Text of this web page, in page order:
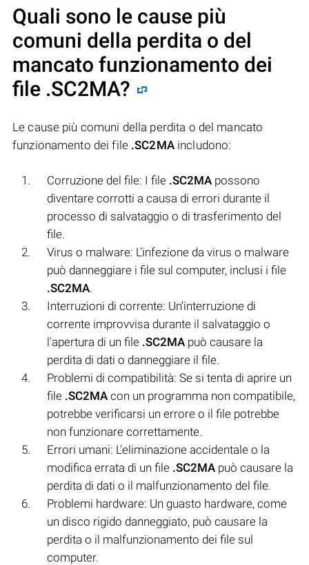
Quali sono le cause più
comuni della perdita o del
mancato funzionamento dei
file .SC2MA?
Le cause più comuni della perdita o del mancato
funzionamento dei file .SC2MAincludono:
Corruzione del file: I file .SC2MA possono
diventare corrotti a causa di errori durante il
processo di salvataggio o di trasferimento del
file.
Virus o malware: L'infezione da virus o malware
può danneggiare i file sul computer, inclusi i file
.SC2MA.
Interruzioni di corrente: Un'interruzione di
corrente improvvisa durante il salvataggio o
l'apertura di un file .SC2MA può causare la
perdita di dati o danneggiare il file.
Problemi di compatibilità: Se si tenta di aprire un
file .SC2MA con un programma non compatibile,
potrebbe verificarsi un errore o il file potrebbe
non funzionare correttamente.
Errori umani: L'eliminazione accidentale o la
modifica errata di un file .SC2MA può causare la
perdita di dati o il malfunzionamento del file.
Problemi hardware: Un guasto hardware, come
un disco rigido danneggiato, può causare la
perdita o il malfunzionamento dei file sul
computer.